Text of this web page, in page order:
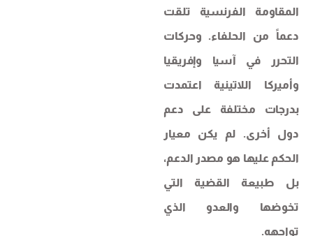
المقاومة الفرنسية تلقت
دعماً من الحلفاء. وحركات
التحرر في آسيا وإفريقيا
وأميركا اللاتينية اعتمدت
بدرجات مختلفة على دعم
دول أخرى. لم يكن معيار
الحكم عليها هو مصدر الدعم،
بل طبيعة القضية التي
تخوضها والعدو الذي
تواجهه.